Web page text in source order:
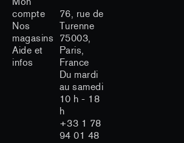
compte
Nos
magasins
Aide et
infos
76, rue de
Turenne
75003,
Paris,
France
Du mardi
au samedi
10 h - 18
h
+33 1 78
94 01 48